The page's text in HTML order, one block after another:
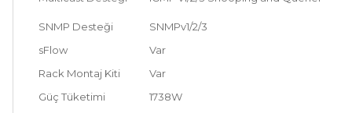
SNMP Desteği
SNMPv1/2/3
sFlow
Var
Rack Montaj Kiti
Var
Güç Tüketimi
1738W